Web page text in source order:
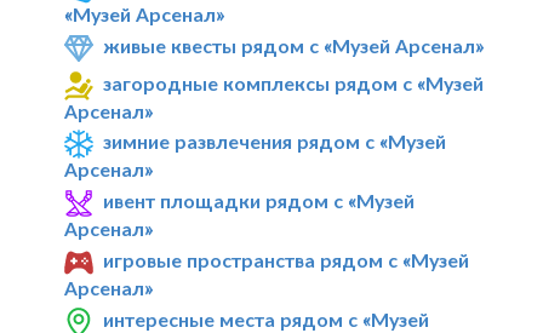
«Музей Арсенал»
живые квесты рядом с «Музей Арсенал»
загородные комплексы рядом с «Музей
Арсенал»
зимние развлечения рядом с «Музей
Арсенал»
ивент площадки рядом с «Музей
Арсенал»
игровые пространства рядом с «Музей
Арсенал»
интересные места рядом с «Музей